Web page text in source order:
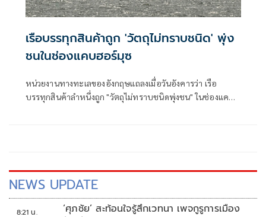
เรือบรรทุกสินค้าถูก 'วัตถุไม่ทราบชนิด' พุ่ง
ชนในช่องแคบฮอร์มุซ
หน่วยงานทางทะเลของอังกฤษแถลงเมื่อวันอังคารว่า เรือ
บรรทุกสินค้าลำหนึ่งถูก "วัตถุไม่ทราบชนิดพุ่งชน" ในช่องแคบฮ
NEWS UPDATE
8:21 น.
‘ศุภชัย’ สะท้อนใจรู้สึกเวทนา เพจกูรูการเมือง